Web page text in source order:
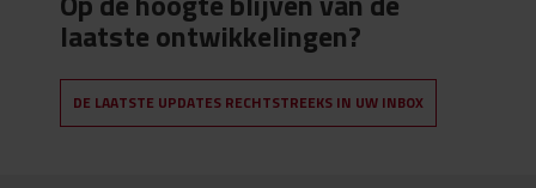
laatste ontwikkelingen?
DE LAATSTE UPDATES RECHTSTREEKS IN UW INBOX